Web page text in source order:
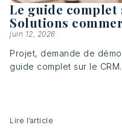
Le guide complet
Solutions
juin 12, 2026
Projet, demande de
guide complet sur le
Lire l’article